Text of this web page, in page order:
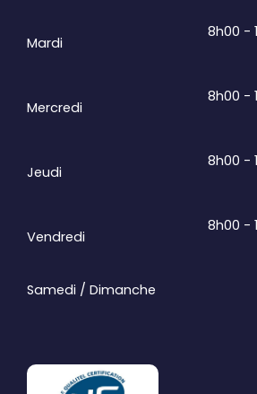
Mardi
8h00 -
Mercredi
8h00 -
Jeudi
8h00 -
Vendredi
8h00 -
Samedi / Dimanche